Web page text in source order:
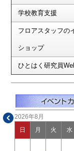
学校教育支援
フロアスタッフの
ショップ
ひとはく研究員
2026年8月
日 月 火 水